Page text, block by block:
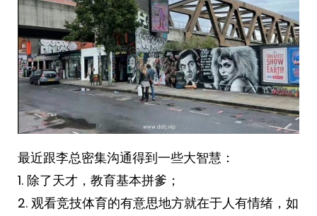
最近跟李总密集沟通得到一些大智慧：
1. 除了天才，教育基本拼爹；
2. 观看竞技体育的有意思地方就在于人有情绪，如